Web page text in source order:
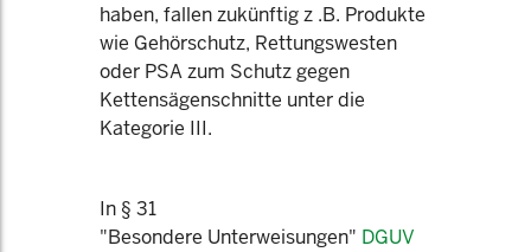
haben, fallen zukünftig z .B. Produkte
wie Gehörschutz, Rettungswesten
oder PSA zum Schutz gegen
Kettensägenschnitte unter die
Kategorie III.
In § 31
"Besondere Unterweisungen" DGUV